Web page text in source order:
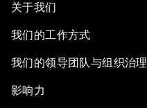
关于我们
我们的工作方式
我们的领导团队与组织治理
影响力